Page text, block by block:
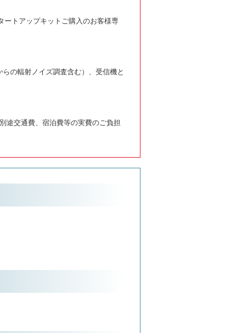
ートアップキットご購入のお客様専
の輻射ノイズ調査含む）、受信機と
途交通費、宿泊費等の実費のご負担